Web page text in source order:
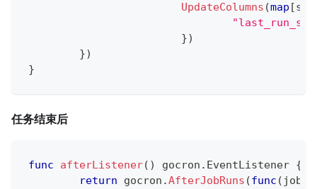
UpdateColumns (map [
})
})
}
任务结束后
func afterListener( ) gocron . EventListener {
return gocron .AfterJobRuns (func (